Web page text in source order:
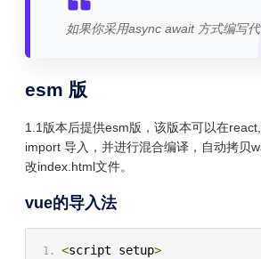
如果你采用async await 方式编写
esm 版
1.1版本后提供esm版，该版本可以在
import 导入，并进行混合编译，自动拷贝
改index.html文件。
vue的导入法
<script setup>